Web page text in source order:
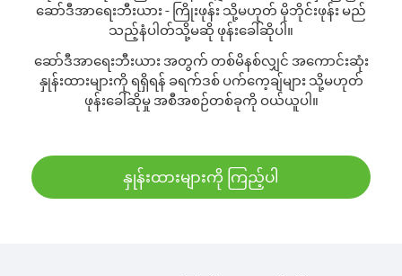
ဆော်ဒီအာရေးဘီးယား - ကြိုးဖုန်း သို့မဟုတ် မိုဘိုင်းဖုန်း မည်
သည့်နံပါတ်သို့မဆို ဖုန်းခေါ်ဆိုပါ။
ဆော်ဒီအာရေးဘီးယား အတွက် တစ်မိနစ်လျှင် အကောင်းဆုံး
နှုန်းထားများကို ရရှိရန် ခရက်ဒစ် ပက်ကေ့ချ်များ သို့မဟုတ်
ဖုန်းခေါ်ဆိုမှု အစီအစဉ်တစ်ခုကို ဝယ်ယူပါ။
နှုန်းထားများကို ကြည့်ပါ